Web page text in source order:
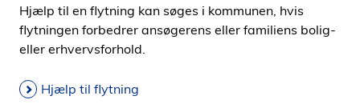
Hjælp til en flytning kan søges i kommunen, hvis
flytningen forbedrer ansøgerens eller familiens bolig-
eller erhvervsforhold.
Hjælp til flytning